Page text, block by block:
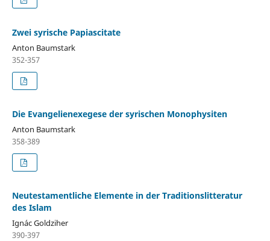
Zwei syrische Papiascitate
Anton Baumstark
352-357
Die Evangelienexegese der syrischen Monophysiten
Anton Baumstark
358-389
Neutestamentliche Elemente in der Traditionslitteratur
des Islam
Ignác Goldziher
390-397